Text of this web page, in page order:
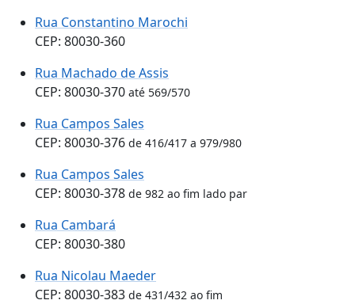
Rua Constantino Marochi
CEP: 80030-360
Rua Machado de Assis
CEP: 80030-370 até 569/570
Rua Campos Sales
CEP: 80030-376 de 416/417 a 979/980
Rua Campos Sales
CEP: 80030-378 de 982 ao fim lado par
Rua Cambará
CEP: 80030-380
Rua Nicolau Maeder
CEP: 80030-383 de 431/432 ao fim